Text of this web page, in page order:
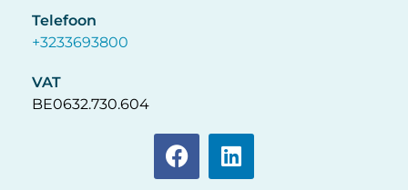
Telefoon
+3233693800
VAT
BE0632.730.604